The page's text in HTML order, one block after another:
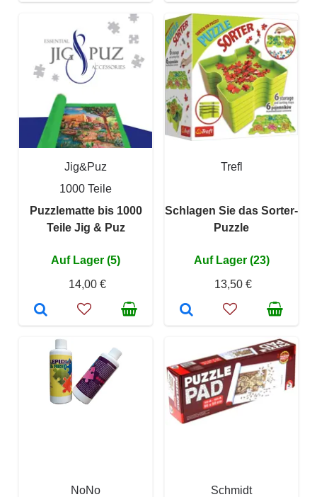
Jig&Puz
1000 Teile
Puzzlematte bis 1000
Teile Jig & Puz
Auf Lager (5)
14,00 €
Trefl
Schlagen Sie das Sorter-
Puzzle
Auf Lager (23)
13,50 €
NoNo
Schmidt